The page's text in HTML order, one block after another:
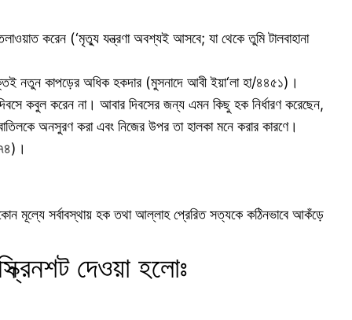
করেন (‘মৃত্যু যন্ত্রণা অবশ্যই আসবে; যা থেকে তুমি টালবাহানা
নতুন কাপড়ের অধিক হকদার (মুসনাদে আবী ইয়া‘লা হা/৪৪৫১)।
কবুল করেন না। আবার দিবসের জন্য এমন কিছু হক নির্ধারণ করেছেন,
অনসুরণ করা এবং নিজের উপর তা হালকা মনে করার কারণে।
মূল্যে সর্বাবস্থায় হক তথা আল্লাহ প্রেরিত সত্যকে কঠিনভাবে আকঁড়ে
দেওয়া হলোঃ